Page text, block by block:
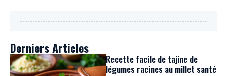
Derniers Articles
Recette facile de tajine de
légumes racines au millet santé